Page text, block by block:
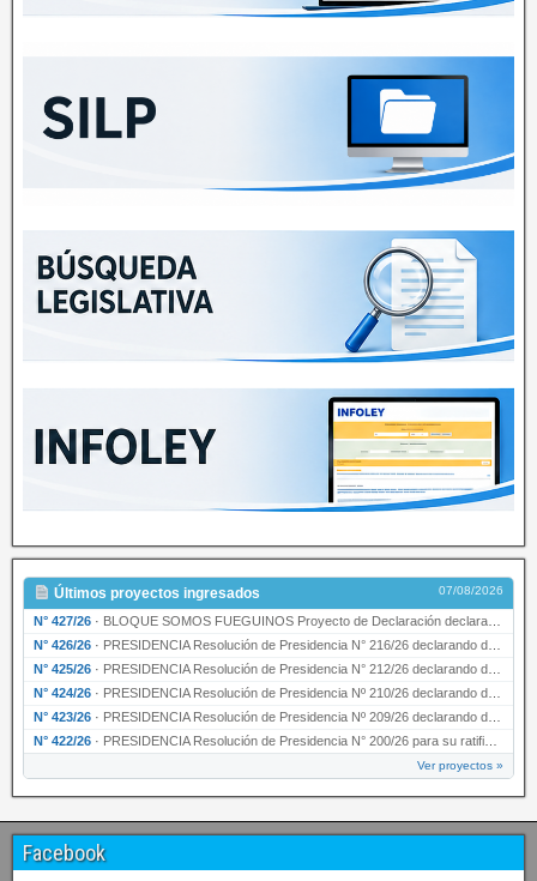
Últimos proyectos ingresados 07/08/2026
N° 427/26 · BLOQUE SOMOS FUEGUINOS Proyecto de Declaración declarando de interés provincial PRESIDENCI…
N° 426/26 · PRESIDENCIA Resolución de Presidencia N° 216/26 declarando de interés provincial la labor …
N° 425/26 · PRESIDENCIA Resolución de Presidencia N° 212/26 declarando de interés provincial el “50° A…
N° 424/26 · PRESIDENCIA Resolución de Presidencia Nº 210/26 declarando de interés provincial el proyec…
N° 423/26 · PRESIDENCIA Resolución de Presidencia Nº 209/26 declarando de interés provincial la presen…
N° 422/26 · PRESIDENCIA Resolución de Presidencia N° 200/26 para su ratificación.
Ver proyectos »
Facebook